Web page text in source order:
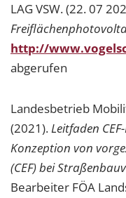
LAG VSW. (22. 07
http://
abgerufen
Landesbetrieb
(2021).Leitfaden
Konzeption von
(CEF) bei
Bearbeiter FÖA